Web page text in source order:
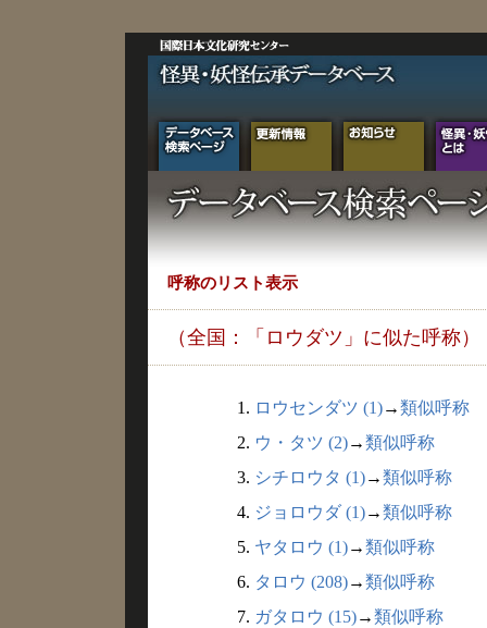
呼称のリスト表示
（全国：「ロウダツ」に似た呼称）
1. ロウセンダツ (1)→類似呼称
2. ウ・タツ (2)→類似呼称
3. シチロウタ (1)→類似呼称
4. ジョロウダ (1)→類似呼称
5. ヤタロウ (1)→類似呼称
6. タロウ (208)→類似呼称
7. ガタロウ (15)→類似呼称